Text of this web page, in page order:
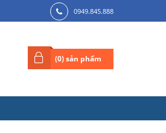
0949.845.888
(0) sản phẩm